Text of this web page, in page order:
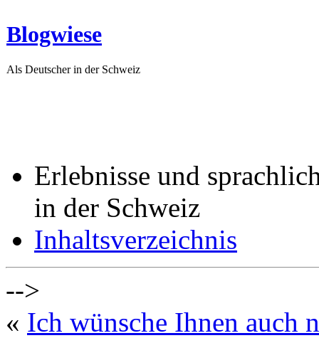
Blogwiese
Als Deutscher in der Schweiz
Erlebnisse und
in der Schweiz
Inhaltsverzeichnis
-->
« Ich wünsche Ihnen auch